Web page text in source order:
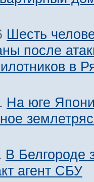
Шесть
после
в
На юге
В Белгороде
агент СБУ